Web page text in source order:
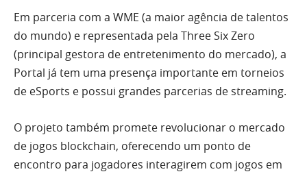
Em parceria com a WME (a maior agência de talentos
do mundo) e representada pela Three Six Zero
(principal gestora de entretenimento do mercado), a
Portal já tem uma presença importante em torneios
de eSports e possui grandes parcerias de streaming.
O projeto também promete revolucionar o mercado
de jogos blockchain, oferecendo um ponto de
encontro para jogadores interagirem com jogos em